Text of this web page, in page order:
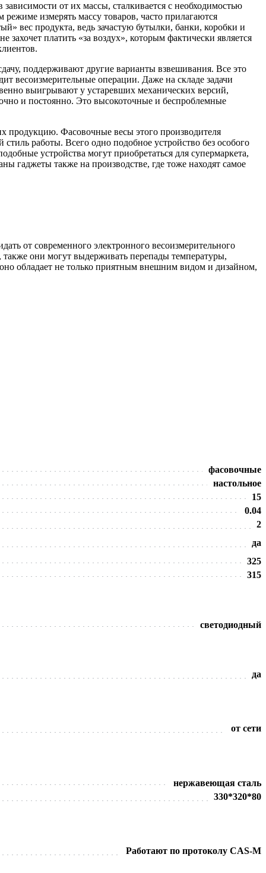
от их массы, сталкивается с необходимостью
измерять массу товаров, часто прилагаются
вес продукта, ведь зачастую бутылки, банки, коробки и
платить «за воздух», которым фактически является
поддерживают другие варианты взвешивания. Все это
весоизмерительные операции. Даже на складе задачи
выигрывают у устаревших механических версий,
и постоянно. Это высокоточные и беспроблемные
продукцию. Фасовочные весы этого производителя
работы. Всего одно подобное устройство без особого
устройства могут приобретаться для супермаркета,
гаджеты также на производстве, где тоже находят самое
от современного электронного весоизмерительного
они могут выдерживать перепады температуры,
обладает не только приятным внешним видом и дизайном,
фасовочные
настольное
15
0.04
2
да
325
315
светодиодный
да
от сети
нержавеющая сталь
330*320*80
Работают по протоколу CAS-M